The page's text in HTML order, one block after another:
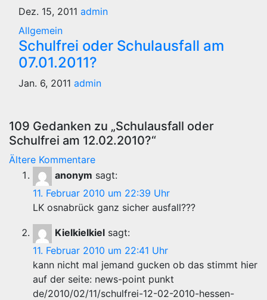
Dez. 15, 2011 admin
Allgemein
Schulfrei oder Schulausfall am
07.01.2011?
Jan. 6, 2011 admin
109 Gedanken zu „Schulausfall oder
Schulfrei am 12.02.2010?“
Kommentar-
Navigation
Ältere Kommentare
anonym sagt:
11. Februar 2010 um 22:39 Uhr
LK osnabrück ganz sicher ausfall???
Kielkielkiel sagt:
11. Februar 2010 um 22:41 Uhr
kann nicht mal jemand gucken ob das stimmt hier
auf der seite: news-point punkt
de/2010/02/11/schulfrei-12-02-2010-hessen-